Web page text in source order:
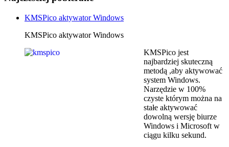
KMSPico aktywator Windows
KMSPico aktywator Windows
KMSPico jest
najbardziej skuteczną
metodą ,aby aktywować
system Windows.
Narzędzie w 100%
czyste którym można na
stałe aktywować
dowolną wersję biurze
Windows i Microsoft w
ciągu kilku sekund.